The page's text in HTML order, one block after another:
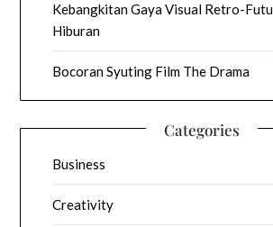
Kebangkitan Gaya Visual Retro-
Hiburan
Bocoran Syuting Film The Drama
Categories
Business
Creativity